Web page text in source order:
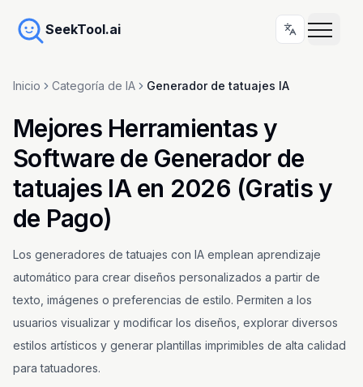
SeekTool.ai
Inicio Categoría de IA Generador de tatuajes IA
Mejores Herramientas y
Software de Generador de
tatuajes IA en 2026 (Gratis y
de Pago)
Los generadores de tatuajes con IA emplean aprendizaje
automático para crear diseños personalizados a partir de
texto, imágenes o preferencias de estilo. Permiten a los
usuarios visualizar y modificar los diseños, explorar diversos
estilos artísticos y generar plantillas imprimibles de alta calidad
para tatuadores.